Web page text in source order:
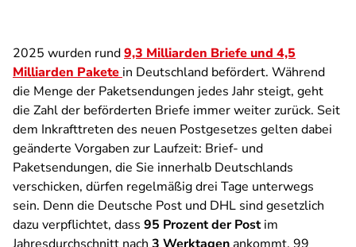
2025 wurden rund9,3 Milliarden Briefe und 4,5
Milliarden Pakete in Deutschland befördert. Während
die Menge der Paketsendungen jedes Jahr steigt, geht
die Zahl der beförderten Briefe immer weiter zurück. Seit
dem Inkrafttreten des neuen Postgesetzes gelten dabei
geänderte Vorgaben zur Laufzeit: Brief- und
Paketsendungen, die Sie innerhalb Deutschlands
verschicken, dürfen regelmäßig drei Tage unterwegs
sein. Denn die Deutsche Post und DHL sind gesetzlich
dazu verpflichtet, dass 95 Prozent der Postim